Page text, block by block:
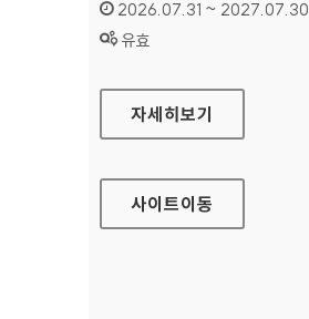
인증기간 :
2026.07.31 ~ 2027.07.30
상태 :
유효
식품안전나라
자세히보기
사이트이동